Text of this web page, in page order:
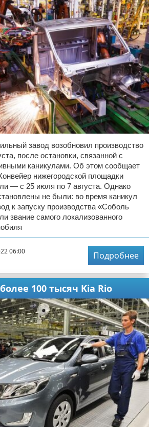
завод возобновил производство
после остановки, связанной с
каникулами. Об этом сообщает
нижегородской площадки
— с 25 июля по 7 августа. Однако
не были: во время каникул
к запуску производства «Соболь
звание самого локализованного
06:00
Подробнее
100 тысяч Kia Rio